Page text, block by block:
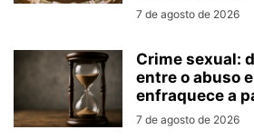
7 de agosto de 2026
Crime sexual:
entre o abuso
enfraquece a
7 de agosto de 2026